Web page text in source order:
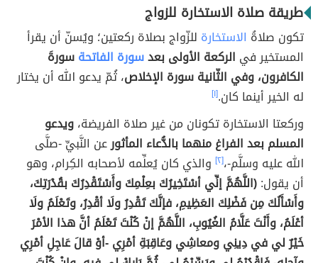
طريقة صلاة الاستخارة للزواج
تكون صلاةُ الاستخارة للزّواج بصلاة ركعتين؛ ويُسنّ أن يقرأ
المستخير في الركعة الأولى بعدسورة الفاتحةسورةَ
الكافرون، وفي الثّانية سورة الإخلاص، ثُمّ يدعو الله أن يختار
له الخير أينما كان.[١]
وركعتا الاستخارة تكونان من غير صلاة الفريضة،ويدعو
المسلم بعد الفراغ منهما بالدُّعاء المأثورعن النَّبيِّ -صلَّى
الله عليه وسلَّم-،[٢]
والذي كان يُعلِّمه لأصحابه الكِرام، وهو
أن يقول:(اللَّهُمَّ إنِّي أسْتَخِيرُكَ بعِلْمِكَ وأَسْتَقْدِرُكَ بقُدْرَتِكَ،
وأَسْأَلُكَ مِن فَضْلِكَ العَظِيمِ، فإنَّكَ تَقْدِرُ ولَا أقْدِرُ، وتَعْلَمُ ولَا
أعْلَمُ، وأَنْتَ عَلَّامُ الغُيُوبِ، اللَّهُمَّ إنْ كُنْتَ تَعْلَمُ أنَّ هذا الأمْرَ
خَيْرٌ لي في دِينِي ومعاشِي وعَاقِبَةِ أمْرِي -أوْ قالَ عَاجِلِ أمْرِي